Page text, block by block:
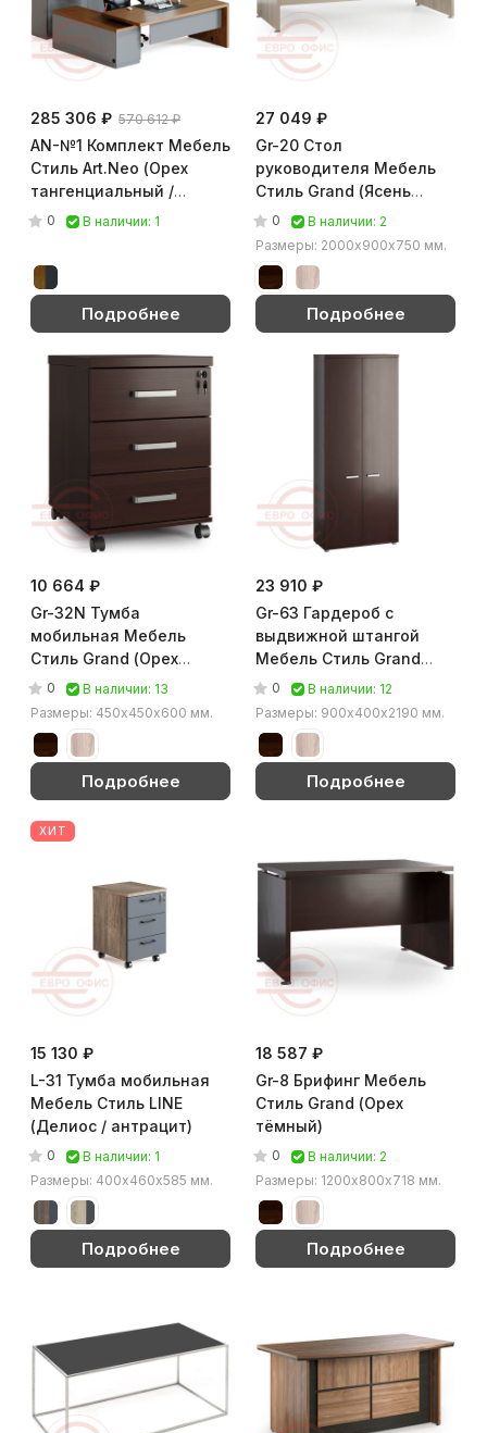
285 306 ₽ 570 612 ₽
AN-№1 Комплект Мебель
Стиль Art.Neo (Орех
тангенциальный /
антрацит)
0 В наличии: 1
Подробнее
27 049 ₽
Gr-20 Стол
руководителя Мебель
Стиль Grand (Ясень
Шимо)
0
В наличии: 2
Размеры: 2000х900х750 мм.
Подробнее
10 664 ₽
Gr-32N Тумба
мобильная Мебель
Стиль Grand (Орех
тёмный)
0
В наличии: 13
Размеры: 450х450х600 мм.
Подробнее
23 910 ₽
Gr-63 Гардероб с
выдвижной штангой
Мебель Стиль Grand
(Орех тёмный)
0
В наличии: 12
Размеры: 900х400х2190 мм.
Подробнее
ХИТ
15 130 ₽
L-31 Тумба мобильная
Мебель Стиль LINE
(Делиос / антрацит)
0
В наличии: 1
Размеры: 400x460х585 мм.
Подробнее
18 587 ₽
Gr-8 Брифинг Мебель
Стиль Grand (Орех
тёмный)
0
В наличии: 2
Размеры: 1200х800х718 мм.
Подробнее